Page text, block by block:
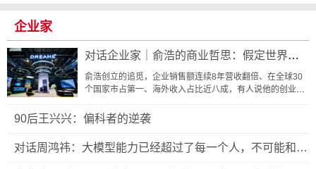
企业家
对话企业家｜俞浩的商业哲思：假定世界不
可知
俞浩创立的追觅，企业销售额连续8年营收翻倍、在全球30
个国家市占第一、海外收入占比近八成，有人说他的创业史
90后王兴兴：偏科者的逆袭
对话周鸿祎：大模型能力已经超过了每一个人，不可能和人